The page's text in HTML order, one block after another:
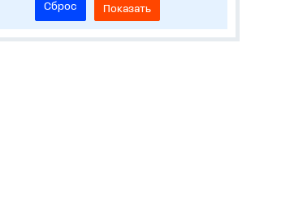
Сброс
Показать